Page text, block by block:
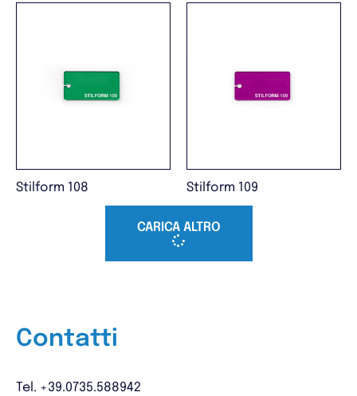
Stilform 108 Stilform 109
CARICA ALTRO
Contatti
Tel. +39.0735.588942